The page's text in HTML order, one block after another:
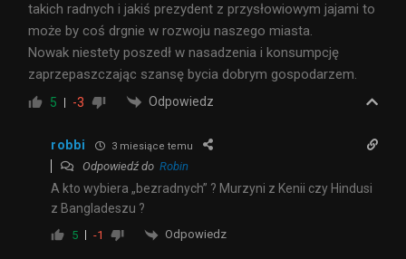
takich radnych i jakiś prezydent z przysłowiowym jajami to
może by coś drgnie w rozwoju naszego miasta.
Nowak niestety poszedł w nasadzenia i konsumpcję
zaprzepaszczając szansę bycia dobrym gospodarzem.
5 -3 Odpowiedz
robbi 3 miesiące temu
Odpowiedź do Robin
A kto wybiera „bezradnych” ? Murzyni z Kenii czy Hindusi
z Bangladeszu ?
5 -1 Odpowiedz